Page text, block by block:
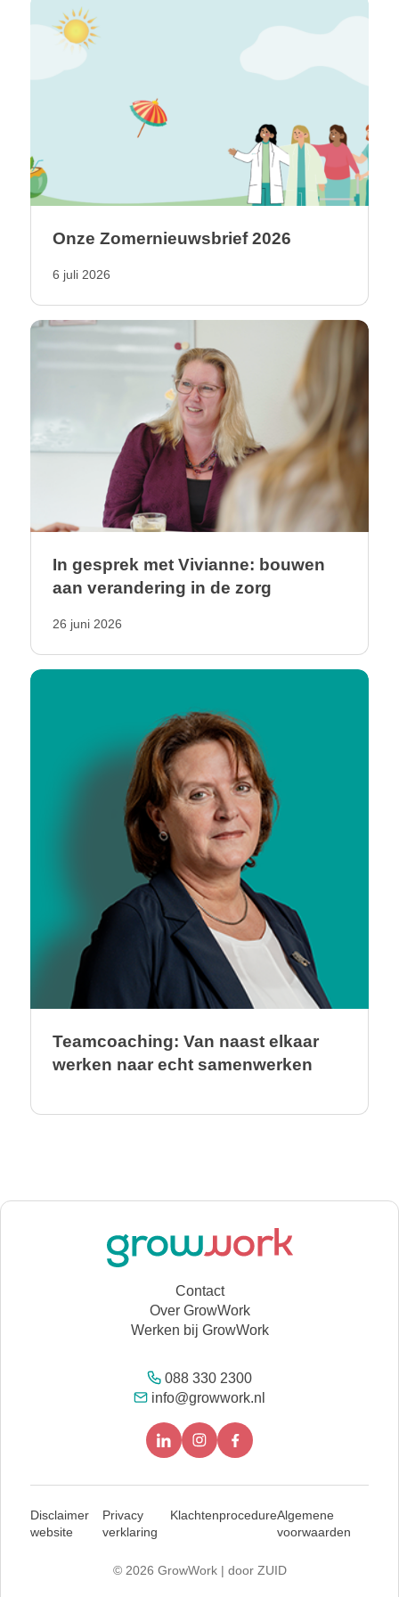
Onze Zomernieuwsbrief 2026
6 juli 2026
In gesprek met Vivianne: bouwen
aan verandering in de zorg
26 juni 2026
Teamcoaching: Van naast elkaar
werken naar echt samenwerken
Contact
Over GrowWork
Werken bij GrowWork
088 330 2300
info@growwork.nl
Disclaimer
website
Privacy
verklaring
KlachtenprocedureAlgemene
voorwaarden
© 2026 GrowWork | door ZUID